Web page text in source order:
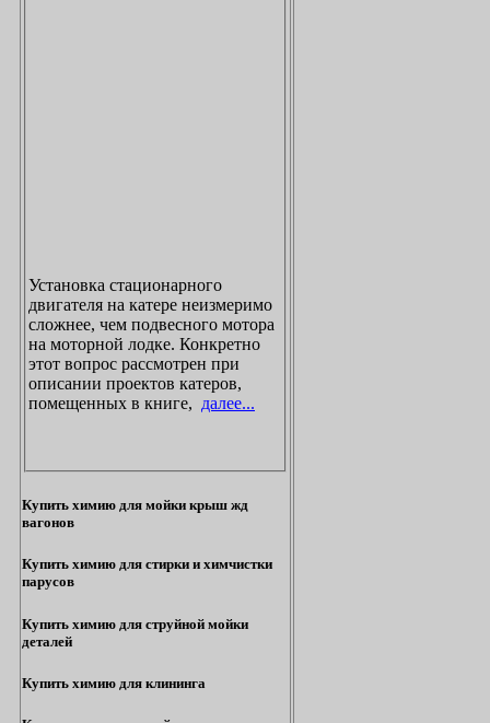
Установка стационарного
двигателя на катере неизмеримо
сложнее, чем подвесного мотора
на моторной лодке. Конкретно
этот вопрос рассмотрен при
описании проектов катеров,
помещенных в книге, далее...
Купить химию для мойки крыш жд
вагонов
Купить химию для стирки и химчистки
парусов
Купить химию для струйной мойки
деталей
Купить химию для клининга